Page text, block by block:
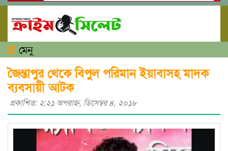
প্রেমের ফাঁদে তরুণী পাচার: মাদকাসক্ত রিমালকে
মেনু
জৈন্তাপুর থেকে বিপুল পরিমান ইয়াবাসহ মাদক
ব্যবসায়ী আটক
প্রকাশিত: ২:২১ অপরাহ্ণ, ডিসেম্বর ৪, ২০১৮